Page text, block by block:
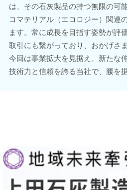
は、その石灰製品の持つ無限の可
コマテリアル（エコロジー）関連
ます。常に成長を目指す姿勢が評
取引にも繋がっており、おかげさ
今回は事業拡大を見据え、新たな
技術力と信頼を誇る当社で、腰を